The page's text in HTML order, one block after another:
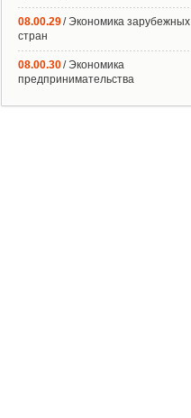
08.00.29/ Экономика зарубежных
стран
08.00.30/ Экономика
предпринимательства